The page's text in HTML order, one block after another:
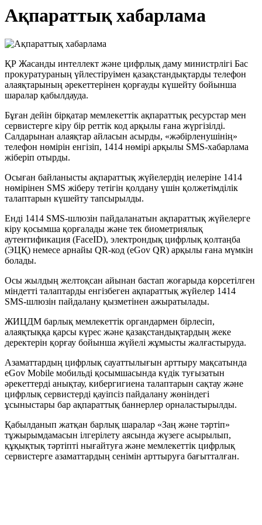
Ақпараттық хабарлама
ҚР Жасанды интеллект және цифрлық даму министрлігі Бас
прокуратураның үйлестіруімен қазақстандықтарды телефон
алаяқтарының әрекеттерінен қорғауды күшейту бойынша
шаралар қабылдауда.
Бұған дейін бірқатар мемлекеттік ақпараттық ресурстар мен
сервистерге кіру бір реттік код арқылы ғана жүргізілді.
Салдарынан алаяқтар айласын асырды, «жәбірленушінің»
телефон нөмірін енгізіп, 1414 нөмірі арқылы SMS-хабарлама
жіберіп отырды.
Осыған байланысты ақпараттық жүйелердің иелеріне 1414
нөмірінен SMS жіберу тетігін қолдану үшін қолжетімділік
талаптарын күшейту тапсырылды.
Енді 1414 SMS-шлюзін пайдаланатын ақпараттық жүйелерге
кіру қосымша қорғалады және тек биометриялық
аутентификация (FaceID), электрондық цифрлық қолтаңба
(ЭЦҚ) немесе арнайы QR-код (eGov QR) арқылы ғана мүмкін
болады.
Осы жылдың желтоқсан айынан бастап жоғарыда көрсетілген
міндетті талаптарды енгізбеген ақпараттық жүйелер 1414
SMS-шлюзін пайдалану қызметінен ажыратылады.
ЖИЦДМ барлық мемлекеттік органдармен бірлесіп,
алаяқтыққа қарсы күрес және қазақстандықтардың жеке
деректерін қорғау бойынша жүйелі жұмысты жалғастыруда.
Азаматтардың цифрлық сауаттылығын арттыру мақсатында
eGov Mobile мобильді қосымшасында күдік туғызатын
әрекеттерді анықтау, кибергигиена талаптарын сақтау және
цифрлық сервистерді қауіпсіз пайдалану жөніндегі
ұсыныстары бар ақпараттық баннерлер орналастырылды.
Қабылданып жатқан барлық шаралар «Заң және тәртіп»
тұжырымдамасын ілгерілету аясында жүзеге асырылып,
құқықтық тәртіпті нығайтуға және мемлекеттік цифрлық
сервистерге азаматтардың сенімін арттыруға бағытталған.